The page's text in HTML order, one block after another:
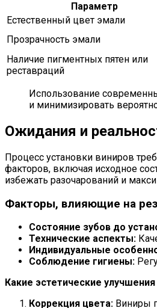
Параметр
Естественный цвет эмали
Прозрачность эмали
Наличие пигментных пятен или
реставраций
Использование
и минимизировать
Ожидания и
Процесс установки виниров
факторов, включая исходное
избежать разочарований и
Факторы, влияющие на
Состояние зубов до
Технические аспекты:
Индивидуальные
Соблюдение гигиены:
Какие эстетические
Коррекция цвета: Виниры